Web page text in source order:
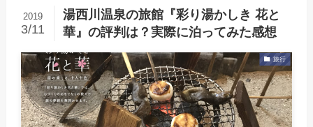
湯西川温泉の旅館『彩り湯かしき 花と
華』の評判は？実際に泊ってみた感想
2019
3/11
旅行